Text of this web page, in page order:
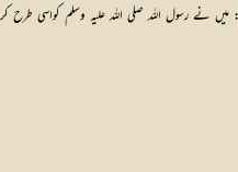
نے رسول اللہ صلی اللہ علیہ وسلم کواسی طرح